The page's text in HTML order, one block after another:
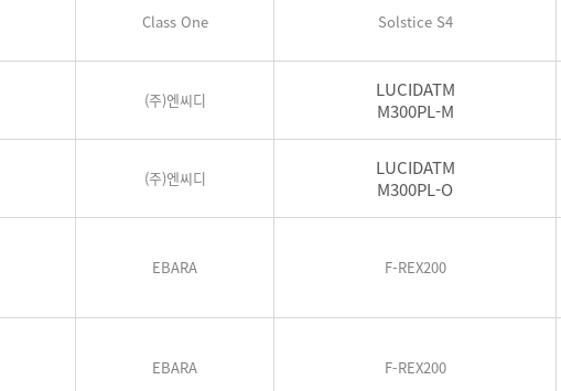
Class One Solstice S4
(주)엔씨디
LUCIDATM
M300PL-M
(주)엔씨디
LUCIDATM
M300PL-O
EBARA F-REX200
EBARA F-REX200